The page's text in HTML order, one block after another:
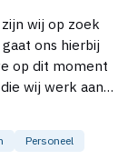
wij op zoek
ons hierbij
op dit moment
wij werk aan
Het gaat
Personeel